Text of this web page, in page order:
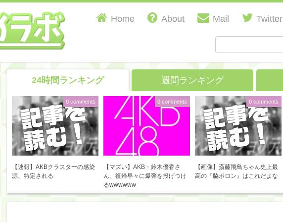
Home About Mail Twitter
24時間ランキング 週間ランキング
【速報】AKBクラスターの感染
源、特定される
0 comments
【マズい】AKB・鈴木優香さ
ん、復帰早々に爆弾を投げつけ
るwwwwww
0 comments
【画像】斎藤飛鳥ちゃん史上最
高の『脇ボロン』はこれだよな
0 comments